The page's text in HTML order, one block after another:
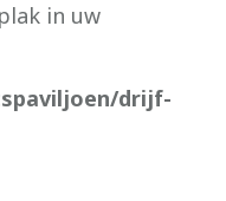
in uw
drijf-